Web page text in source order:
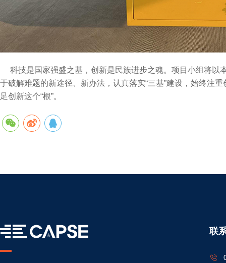
科技是国家强盛之基，创新是民族进步之魂。项目小组将以
于破解难题的新途径、新办法，认真落实“三基”建设，始终注重
足创新这个“根”。
联